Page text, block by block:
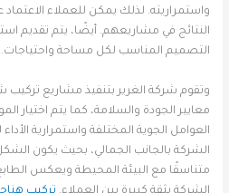
واستمراريته. لذلك يمكن للعملاء
النتائج في مشاريعهم. أيضًا، يتم تقديم
التصميم المناسب لكل مساحة واحتياجات.
وتقوم شركة الغرير بتنفيذ مشاريع تركيب
معايير الجودة والسلامة، كما يتم اختيار
العوامل الجوية المختلفة واستمرارية
الشركة بالجانب الجمالي، بحيث يكون
متناسقًا مع البيئة المحيطة ويعكس